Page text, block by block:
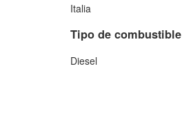
Italia
Tipo de combustible
Diesel